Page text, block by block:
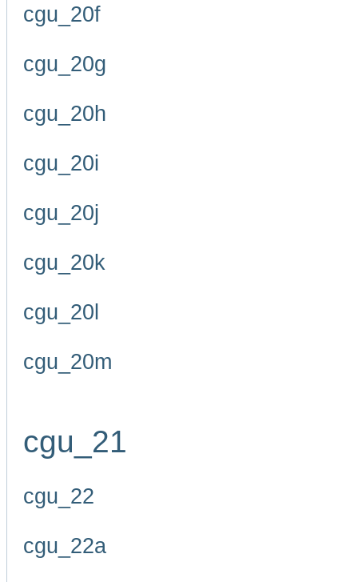
cgu_20f
cgu_20g
cgu_20h
cgu_20i
cgu_20j
cgu_20k
cgu_20l
cgu_20m
cgu_21
cgu_22
cgu_22a